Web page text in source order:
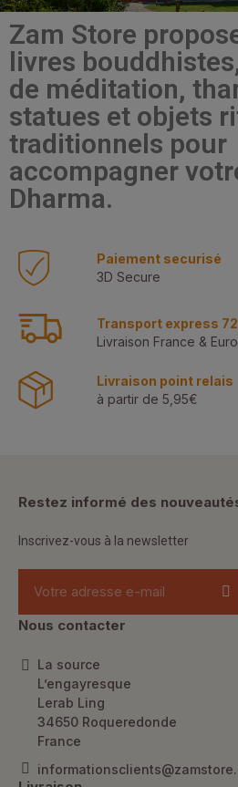
Zam Store
livres
de méditation,
statues et objets
traditionnels pour
accompagner
Dharma.
Paiement securisé
3D Secure
Transport express
Livraison France &
Livraison point relais
à partir de 5,95€
Restez informé des
Inscrivez-vous à la newsletter
Nous contacter
La source
L’engayresque
Lerab Ling
34650 Roqueredonde
France